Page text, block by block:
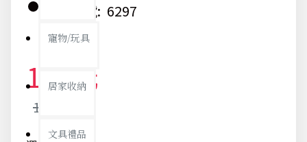
寵物/玩具
居家收納
文具禮品
貨號: 6297
116元
123元